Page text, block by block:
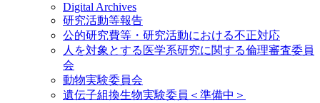
Digital Archives
研究活動等報告
公的研究費等・研究活動における不正対応
人を対象とする医学系研究に関する倫理審査委員
会
動物実験委員会
遺伝子組換生物実験委員＜準備中＞